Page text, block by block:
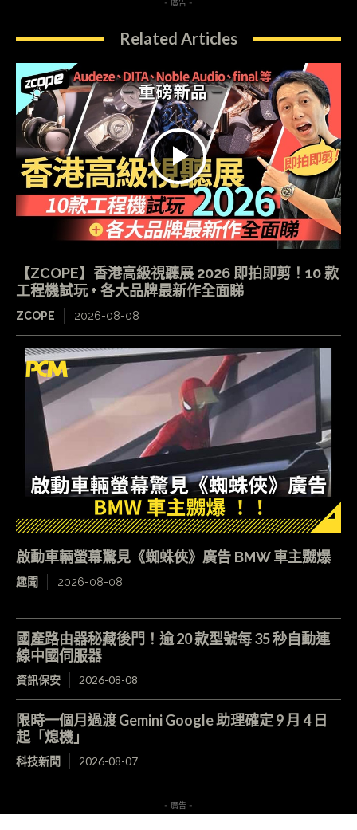
- 廣告 -
Related Articles
【ZCOPE】香港高級視聽展 2026 即拍即剪！10 款
工程機試玩 + 各大品牌最新作全面睇
ZCOPE 2026-08-08
啟動車輛螢幕驚見《蜘蛛俠》廣告 BMW 車主嬲爆
趣聞 2026-08-08
國產路由器秘藏後門！逾 20 款型號每 35 秒自動連
線中國伺服器
資訊保安 2026-08-08
限時一個月過渡 Gemini Google 助理確定 9 月 4 日
起「熄機」
科技新聞 2026-08-07
- 廣告 -